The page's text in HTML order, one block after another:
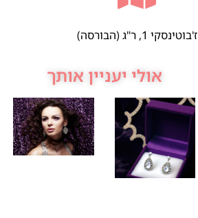
ז'בוטינסקי 1, ר"ג (הבורסה)
אולי יעניין אותך